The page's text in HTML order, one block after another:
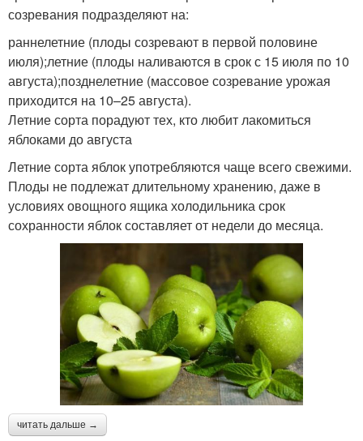
созревания подразделяют на:
раннелетние (плоды созревают в первой половине
июля);летние (плоды наливаются в срок с 15 июля по 10
августа);позднелетние (массовое созревание урожая
приходится на 10–25 августа).
Летние сорта порадуют тех, кто любит лакомиться
яблоками до августа
Летние сорта яблок употребляются чаще всего свежими.
Плоды не подлежат длительному хранению, даже в
условиях овощного ящика холодильника срок
сохранности яблок составляет от недели до месяца.
читать дальше →